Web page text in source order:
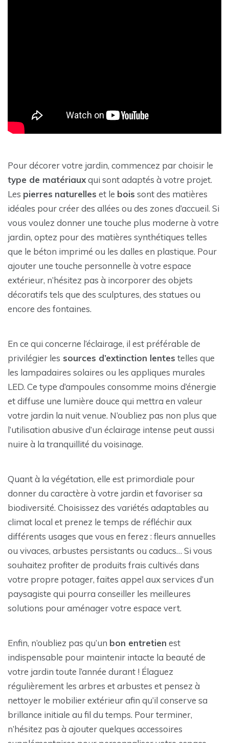
Pour décorer votre jardin, commencez par choisir le
type de matériauxqui sont adaptés à votre projet.
Les pierres naturelles et le bois sont des matières
idéales pour créer des allées ou des zones d’accueil. Si
vous voulez donner une touche plus moderne à votre
jardin, optez pour des matières synthétiques telles
que le béton imprimé ou les dalles en plastique. Pour
ajouter une touche personnelle à votre espace
extérieur, n’hésitez pas à incorporer des objets
décoratifs tels que des sculptures, des statues ou
encore des fontaines.
En ce qui concerne l’éclairage, il est préférable de
privilégier les sources d’extinction lentes telles que
les lampadaires solaires ou les appliques murales
LED. Ce type d’ampoules consomme moins d’énergie
et diffuse une lumière douce qui mettra en valeur
votre jardin la nuit venue. N’oubliez pas non plus que
l’utilisation abusive d’un éclairage intense peut aussi
nuire à la tranquillité du voisinage.
Quant à la végétation, elle est primordiale pour
donner du caractère à votre jardin et favoriser sa
biodiversité. Choisissez des variétés adaptables au
climat local et prenez le temps de réfléchir aux
différents usages que vous en ferez : fleurs annuelles
ou vivaces, arbustes persistants ou caducs… Si vous
souhaitez profiter de produits frais cultivés dans
votre propre potager, faites appel aux services d’un
paysagiste qui pourra conseiller les meilleures
solutions pour aménager votre espace vert.
Enfin, n’oubliez pas qu’un bon entretien est
indispensable pour maintenir intacte la beauté de
votre jardin toute l’année durant ! Élaguez
régulièrement les arbres et arbustes et pensez à
nettoyer le mobilier extérieur afin qu’il conserve sa
brillance initiale au fil du temps. Pour terminer,
n’hésitez pas à ajouter quelques accessoires